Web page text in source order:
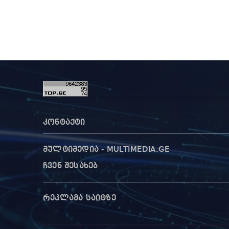
კონტაქტი
მულტიმედია - MULTIMEDIA.GE
ჩვენ შესახებ
რეკლამა საიტზე